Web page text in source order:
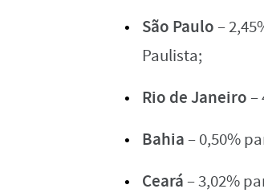
São Paulo–
Paulista;
Rio de Janeiro–
Bahia– 0,50%
Ceará– 3,02%